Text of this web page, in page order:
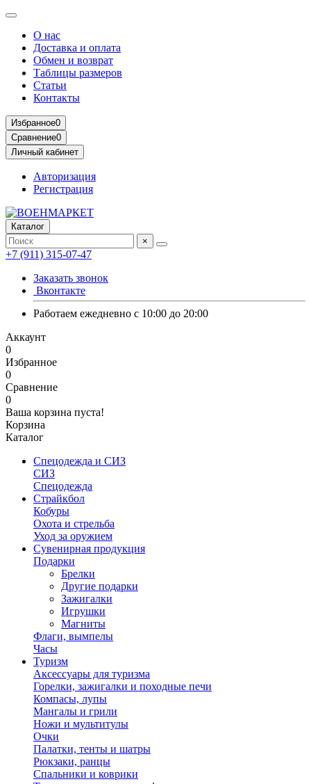
О нас
Доставка и оплата
Обмен и возврат
Таблицы размеров
Статьи
Контакты
Избранное0
Сравнение0
Личный кабинет
Авторизация
Регистрация
Каталог
×
+7 (911) 315-07-47
Заказать звонок
Вконтакте
Работаем ежедневно с 10:00 до 20:00
Аккаунт
0
Избранное
0
Сравнение
0
Ваша корзина пуста!
Корзина
Каталог
Спецодежда и СИЗ
СИЗ
Спецодежда
Страйкбол
Кобуры
Охота и стрельба
Уход за оружием
Сувенирная продукция
Подарки
Брелки
Другие подарки
Зажигалки
Игрушки
Магниты
Флаги, вымпелы
Часы
Туризм
Аксессуары для туризма
Горелки, зажигалки и походные печи
Компасы, лупы
Мангалы и грили
Ножи и мультитулы
Очки
Палатки, тенты и шатры
Рюкзаки, ранцы
Спальники и коврики